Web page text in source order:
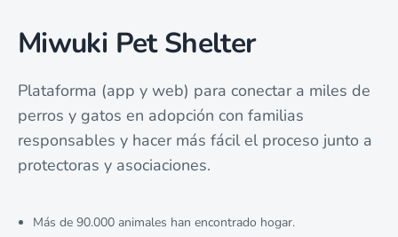
Miwuki Pet Shelter
Plataforma (app y web) para conectar a miles de
perros y gatos en adopción con familias
responsables y hacer más fácil el proceso junto a
protectoras y asociaciones.
Más de 90.000 animales han encontrado hogar.